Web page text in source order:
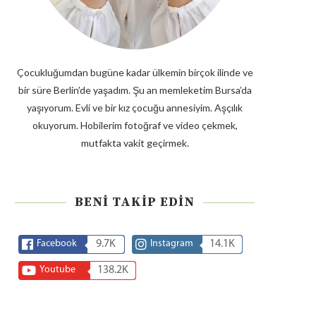
Çocukluğumdan bugüne kadar ülkemin birçok ilinde ve
bir süre Berlin’de yaşadım. Şu an memleketim Bursa’da
yaşıyorum. Evli ve bir kız çocuğu annesiyim. Aşçılık
okuyorum. Hobilerim fotoğraf ve video çekmek,
mutfakta vakit geçirmek.
BENI TAKIP EDIN
Facebook 9.7K Instagram 14.1K
Youtube 138.2K